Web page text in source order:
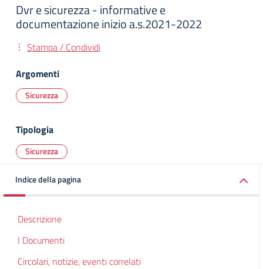
Dvr e sicurezza - informative e
documentazione inizio a.s.2021-2022
Stampa / Condividi
Argomenti
Sicurezza
Tipologia
Sicurezza
Indice della pagina
Descrizione
I Documenti
Circolari, notizie, eventi correlati